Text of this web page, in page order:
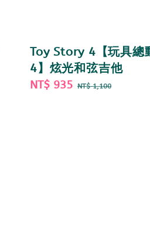
Toy Story 4【玩具總
4】炫光和弦吉他
Sale
NT$ 935 Regular
NT$ 1,100